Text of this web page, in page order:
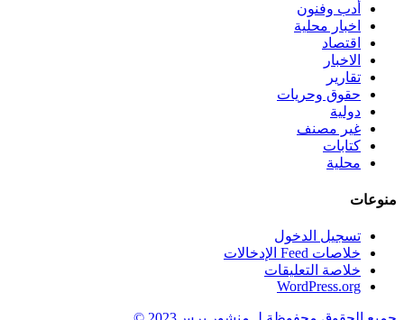
أدب وفنون
اخبار محلية
اقتصاد
الاخبار
تقارير
حقوق وحريات
دولية
غير مصنف
كتابات
محلية
منوعات
تسجيل الدخول
خلاصات Feed الإدخالات
خلاصة التعليقات
WordPress.org